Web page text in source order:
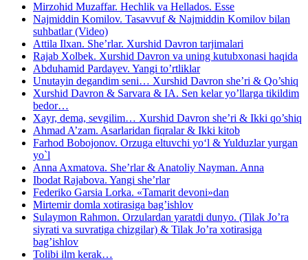
Mirzohid Muzaffar. Hechlik va Hellados. Esse
Najmiddin Komilov. Tasavvuf & Najmiddin Komilov bilan
suhbatlar (Video)
Attila Ilxan. She’rlar. Xurshid Davron tarjimalari
Rajab Xolbek. Xurshid Davron va uning kutubxonasi haqida
Abduhamid Pardayev. Yangi to’rtliklar
Unutayin degandim seni… Xurshid Davron she’ri & Qo’shiq
Xurshid Davron & Sarvara & IA. Sen kelar yo’llarga tikildim
bedor…
Xayr, dema, sevgilim… Xurshid Davron she’ri & Ikki qo’shiq
Ahmad A’zam. Asarlaridan fiqralar & Ikki kitob
Farhod Bobojonov. Orzuga eltuvchi yo‘l & Yulduzlar yurgan
yo`l
Anna Axmatova. She’rlar & Anatoliy Nayman. Anna
Ibodat Rajabova. Yangi she’rlar
Federiko Garsia Lorka. «Tamarit devoni»dan
Mirtemir domla xotirasiga bag’ishlov
Sulaymon Rahmon. Orzulardan yaratdi dunyo. (Tilak Jo’ra
siyrati va suvratiga chizgilar) & Tilak Jo’ra xotirasiga
bag’ishlov
Tolibi ilm kerak…